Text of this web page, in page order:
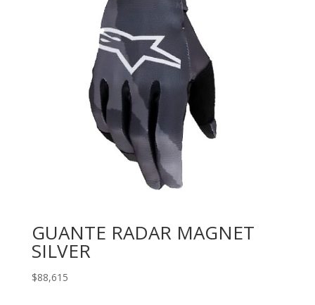
GUANTE RADAR MAGNET
SILVER
$88,615